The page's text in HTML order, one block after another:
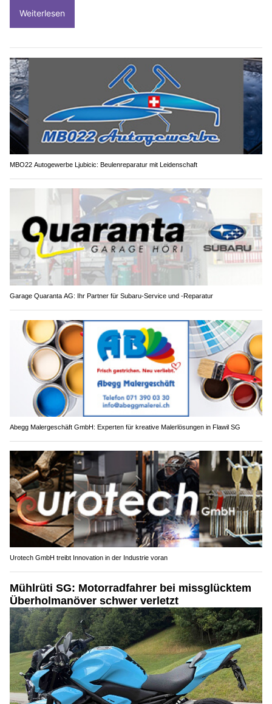
Weiterlesen
MBO22 Autogewerbe Ljubicic: Beulenreparatur mit Leidenschaft
Garage Quaranta AG: Ihr Partner für Subaru-Service und -Reparatur
Abegg Malergeschäft GmbH: Experten für kreative Malerlösungen in Flawil SG
Urotech GmbH treibt Innovation in der Industrie voran
Mühlrüti SG: Motorradfahrer bei missglücktem
Überholmanöver schwer verletzt